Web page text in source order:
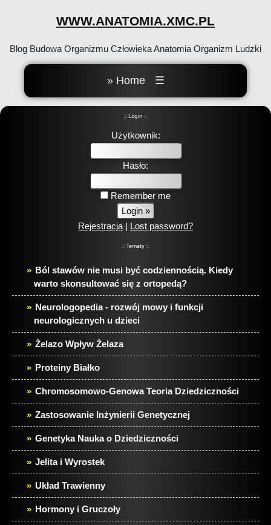
WWW.ANATOMIA.XMC.PL
Blog Budowa Organizmu Człowieka Anatomia Organizm Ludzki
» Home ☰
.:: Login ::.
Użytkownik:
Hasło:
Remember me
Rejestracja | Lost password?
.:: Tematy ::.
Ból stawów nie musi być codziennością. Kiedy
warto skonsultować się z ortopedą?
Neurologopedia - rozwój mowy i funkcji
neurologicznych u dzieci
Żelazo Wpływ Żelaza
Proteiny Białko
Chromosomowo-Genowa Teoria Dziedziczności
Zastosowanie Inżynierii Genetycznej
Genetyka Nauka o Dziedziczności
Jelita i Wyrostek
Układ Trawienny
Hormony i Gruczoły